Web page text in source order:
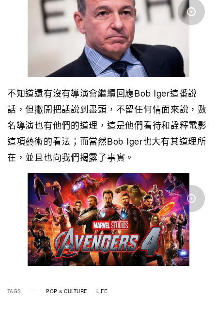
不知道還有沒有導演會繼續回應Bob Iger這番說
話，但撇開把話說到盡頭，不留任何情面來說，數
名導演也有他們的道理，這是他們看待和詮釋電影
這項藝術的看法；而當然Bob Iger也大有其道理所
在，並且也向我們揭露了事實。
TAGS POP & CULTURE LIFE